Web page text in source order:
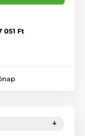
051 Ft